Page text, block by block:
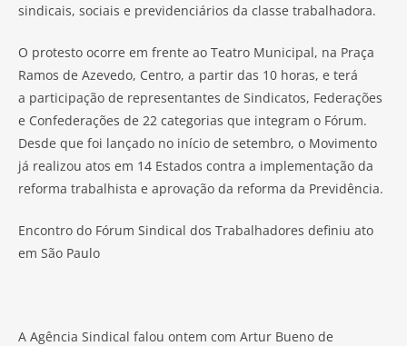
sindicais, sociais e previdenciários da classe trabalhadora.
O protesto ocorre em frente ao Teatro Municipal, na Praça
Ramos de Azevedo, Centro, a partir das 10 horas, e terá
a participação de representantes de Sindicatos, Federações
e Confederações de 22 categorias que integram o Fórum.
Desde que foi lançado no início de setembro, o Movimento
já realizou atos em 14 Estados contra a implementação da
reforma trabalhista e aprovação da reforma da Previdência.
Encontro do Fórum Sindical dos Trabalhadores definiu ato
em São Paulo
A Agência Sindical falou ontem com Artur Bueno de